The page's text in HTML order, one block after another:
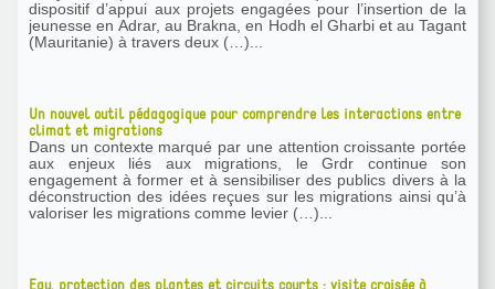
dispositif d’appui aux projets engagées pour l’insertion de la
jeunesse en Adrar, au Brakna, en Hodh el Gharbi et au Tagant
(Mauritanie) à travers deux (…)...
Un nouvel outil pédagogique pour comprendre les interactions entre
climat et migrations
Dans un contexte marqué par une attention croissante portée
aux enjeux liés aux migrations, le Grdr continue son
engagement à former et à sensibiliser des publics divers à la
déconstruction des idées reçues sur les migrations ainsi qu’à
valoriser les migrations comme levier (…)...
Eau, protection des plantes et circuits courts : visite croisée à